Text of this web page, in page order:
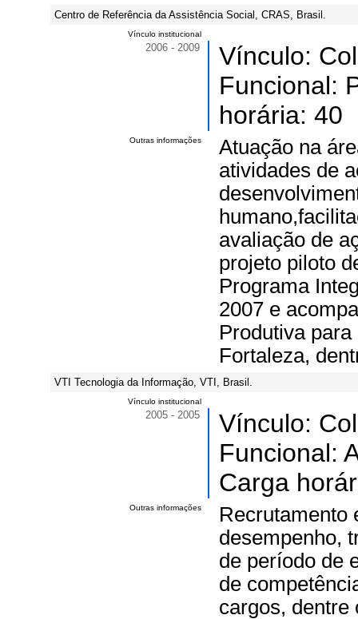
Centro de Referência da Assistência Social, CRAS, Brasil.
Vínculo institucional
2006 - 2009
Vínculo:
Funcional:
horária: 40
Outras informações
Atuação na
atividades de
avaliação de
projeto piloto
Programa
2007 e
Produtiva
Fortaleza,
VTI Tecnologia da Informação, VTI, Brasil.
Vínculo institucional
2005 - 2005
Vínculo:
Funcional:
Carga
Outras informações
Recrutamento
desempenho,
de período de
de
cargos, dentre